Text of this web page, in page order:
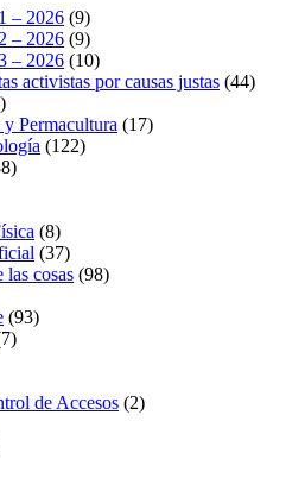
– 2026 (9)
– 2026 (9)
– 2026 (10)
activistas por causas justas (44)
Permacultura (17)
(122)
(8)
(37)
cosas (98)
(93)
de Accesos (2)